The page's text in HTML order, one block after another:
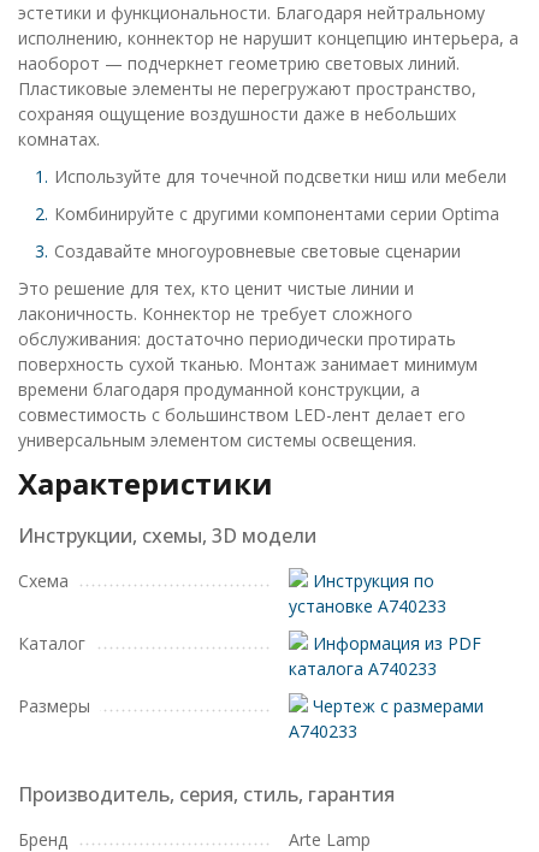
эстетики и функциональности. Благодаря нейтральному
исполнению, коннектор не нарушит концепцию интерьера, а
наоборот — подчеркнет геометрию световых линий.
Пластиковые элементы не перегружают пространство,
сохраняя ощущение воздушности даже в небольших
комнатах.
Используйте для точечной подсветки ниш или мебели
Комбинируйте с другими компонентами серии Optima
Создавайте многоуровневые световые сценарии
Это решение для тех, кто ценит чистые линии и
лаконичность. Коннектор не требует сложного
обслуживания: достаточно периодически протирать
поверхность сухой тканью. Монтаж занимает минимум
времени благодаря продуманной конструкции, а
совместимость с большинством LED-лент делает его
универсальным элементом системы освещения.
Характеристики
Инструкции, схемы, 3D модели
Схема
Инструкция по
установке A740233
Каталог
Информация из PDF
каталога A740233
Размеры
Чертеж с размерами
A740233
Производитель, серия, стиль, гарантия
Бренд
Arte Lamp